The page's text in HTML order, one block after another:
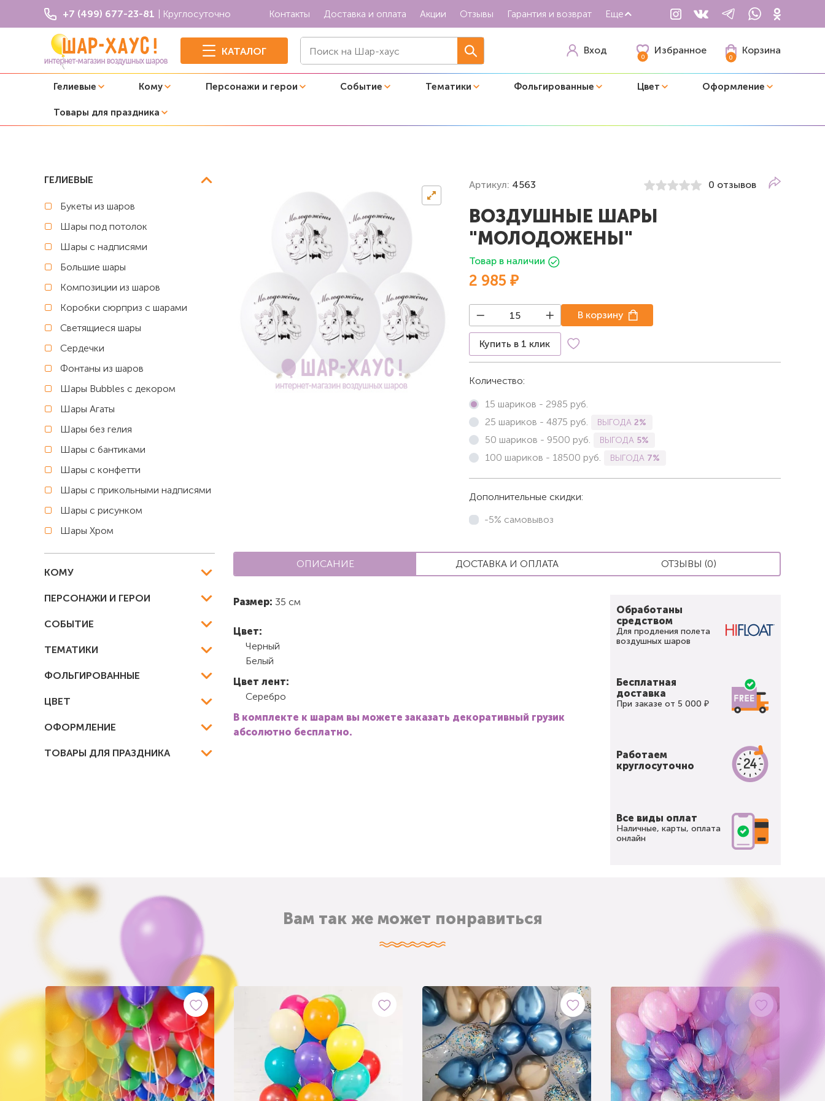
+7 (499) 677-23-81 | Круглосуточно Контакты Доставка и оплата Акции Отзывы Гарантия и возврат Еще
КАТАЛОГ Вход
0
Избранное
0
Корзина
Гелиевые Кому Персонажи и герои Событие Тематики Фольгированные Цвет Оформление
Товары для праздника
Шары с прикольными надписями
ГЕЛИЕВЫЕ
Букеты из шаров
Шары под потолок
Шары с надписями
Большие шары
Композиции из шаров
Коробки сюрприз с шарами
Светящиеся шары
Сердечки
Фонтаны из шаров
Шары Bubbles с декором
Шары Агаты
Шары без гелия
Шары с бантиками
Шары с конфетти
Шары с прикольными надписями
Шары с рисунком
Шары Хром
КОМУ
ПЕРСОНАЖИ И ГЕРОИ
СОБЫТИЕ
ТЕМАТИКИ
ФОЛЬГИРОВАННЫЕ
ЦВЕТ
ОФОРМЛЕНИЕ
ТОВАРЫ ДЛЯ ПРАЗДНИКА
Артикул: 4563 0 отзывов
ВОЗДУШНЫЕ ШАРЫ
"МОЛОДОЖЕНЫ"
Товар в наличии
2 985 ₽
Купить в 1 клик
В корзину
Количество:
15 шариков - 2985 руб.
25 шариков - 4875 руб. ВЫГОДА 2%
50 шариков - 9500 руб. ВЫГОДА 5%
100 шариков - 18500 руб. ВЫГОДА 7%
Дополнительные скидки:
-5% самовывоз
ОПИСАНИЕ ДОСТАВКА И ОПЛАТА ОТЗЫВЫ (0)
Размер: 35 см
Цвет:
Черный
Белый
Цвет лент:
Серебро
В комплекте к шарам вы можете заказать декоративный грузик
абсолютно бесплатно.
Обработаны
средством
Для продления полета
воздушных шаров
Бесплатная
доставка
При заказе от 5 000 ₽
Работаем
круглосуточно
Все виды оплат
Наличные, карты, оплата
онлайн
Вам так же может понравиться